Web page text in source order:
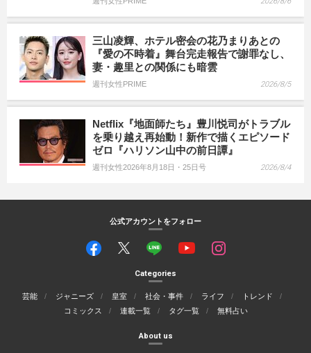
三山凌輝、ホテル密会の花乃まりあとの
『愛の不時着』舞台完走報告で謝罪なし、
妻・趣里との関係にも暗雲
週刊女性PRIME 2026/8/5
Netflix『地面師たち』豊川悦司がトラブル
を乗り越え再始動！新作で描くエピソード
ゼロ『ハリソン山中の前日譚』
週刊女性2026年8月18日・25日号 2026/8/4
公式アカウントをフォロー
Categories
芸能 ジャニーズ 皇室 社会・事件 ライフ
トレンド
コミックス
連載一覧 タグ一覧 無料占い
About us